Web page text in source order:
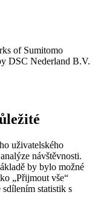
of Sumitomo
DSC Nederland B.V.
uživatelského
návštěvnosti.
by bylo možné
„Přijmout vše“
sdílením statistik s